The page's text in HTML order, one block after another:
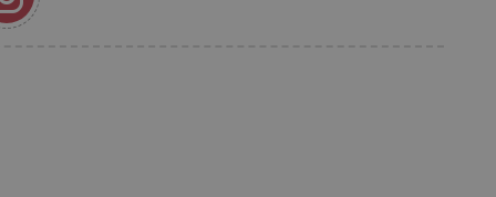
um Benutzerverhalten
eine personalisierte